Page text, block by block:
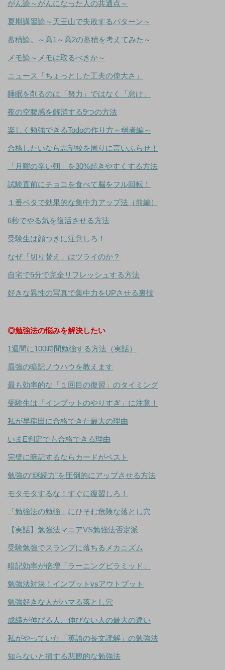
がん論～がんになった人の共通点～
夏期講習論～天王山で失敗するパターン～
蓄積論。～高1～高2の蓄積を考えてみた～
メモ論～メモは取るべきか～
ニュース「ちょっとした工夫の偉大さ」
睡眠を削るのは「努力」ではなく「怠け」
夜の空腹感を解消する9つの方法
楽しく勉強できるTodoの作り方～弱者編～
合格したいなら志望校を周りに言いふらせ！
「月曜の辛い朝」を30%起きやすくする方法
試験直前にチョコを食べて脳をフル回転！
１番ベタで効果的な集中力アップ法（前編）
6秒でやる気を復活させる方法
受験生は顔つきに注意しろ！
なぜ「切り替え」はツライのか？
自宅で5分で完全リフレッシュする方法
好きな異性の写真で集中力をUPさせる裏技
◎勉強法の悩みを解決したい
1週間に100時間勉強する方法（実話）
最強の暗記ノウハウを教えます
最も効率的な「１回目の復習」のタイミング
受験生は「インプットのやりすぎ」に注意！
私が早稲田に合格できた最大の理由
いまE判定でも合格できる理由
完璧に暗記するならカードがベスト
勉強の“継続力”を圧倒的にアップさせる方法
モタモタするな！すぐに復習しろ！
「勉強法の勉強」にひそむ危険な落とし穴
【実話】勉強法マニアVS勉強法否定派
受験勉強でスランプに落ちるメカニズム
暗記効率が倍増「ラーニングピラミッド」
勉強法対決！インプットvsアウトプット
勉強好きな人がハマる落とし穴
成績が伸びる人、伸びない人の最大の違い
私がやっていた「英語の長文読解」の勉強法
知らないと損する悲観的な勉強法